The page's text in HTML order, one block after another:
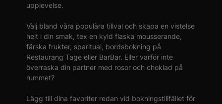
upplevelse.
Välj bland våra populära tillval och skapa en vistelse
helt i din smak, tex en kyld flaska mousserande,
färska frukter, sparitual, bordsbokning på
Restaurang Tage eller BarBar. Eller varför inte
överraska din partner med rosor och choklad på
rummet?
Lägg till dina favoriter redan vid bokningstillfället för